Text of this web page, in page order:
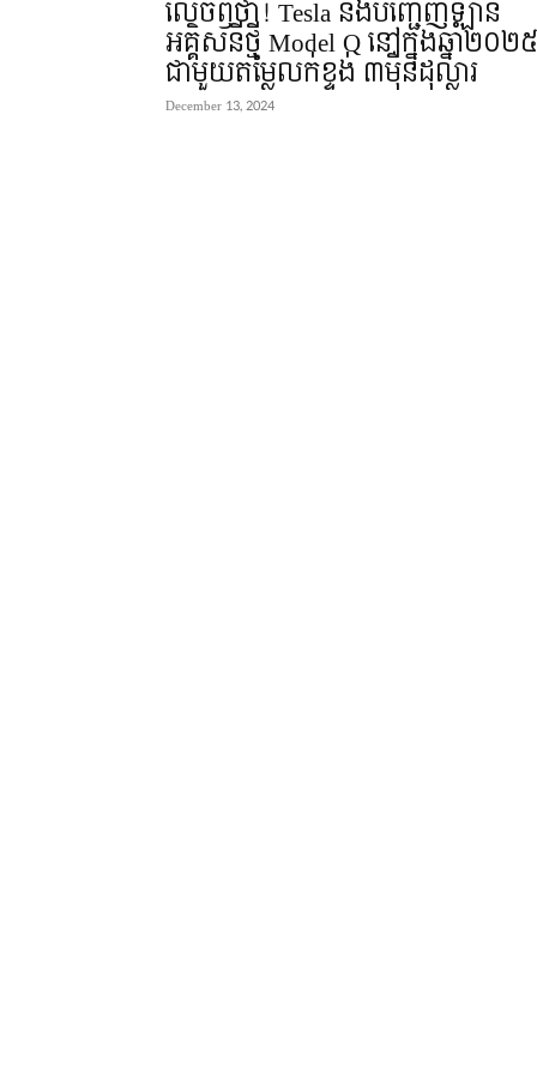
លេចឭថា! Tesla នឹងបញ្ជេញឡាន
អគ្គិសនីថ្មី Model Q នៅក្នុងឆ្នាំ២០២៥
ជាមួយតម្លៃលក់ខ្ទង់ ៣មុឺនដុល្លារ
December 13, 2024